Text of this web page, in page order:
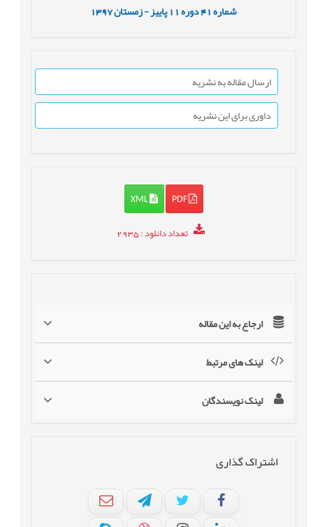
شماره41 دوره11 پاییز - زمستان1397
ارسال مقاله به نشریه
داوری برای این نشریه
PDF
XML
تعداد دانلود: 2935
ارجاع به این مقاله
لینک های مرتبط
لینک نویسندگان
اشتراک گذاری